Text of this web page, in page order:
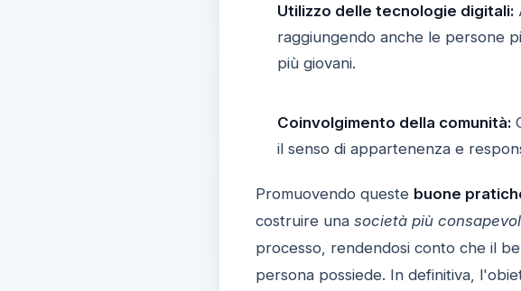
Utilizzo delle tecnologie digitali:
raggiungendo anche le persone
più giovani.
Coinvolgimento della comunità:
il senso di appartenenza e
Promuovendo queste buone
costruire una società più
processo, rendendosi conto che il
persona possiede. In definitiva,